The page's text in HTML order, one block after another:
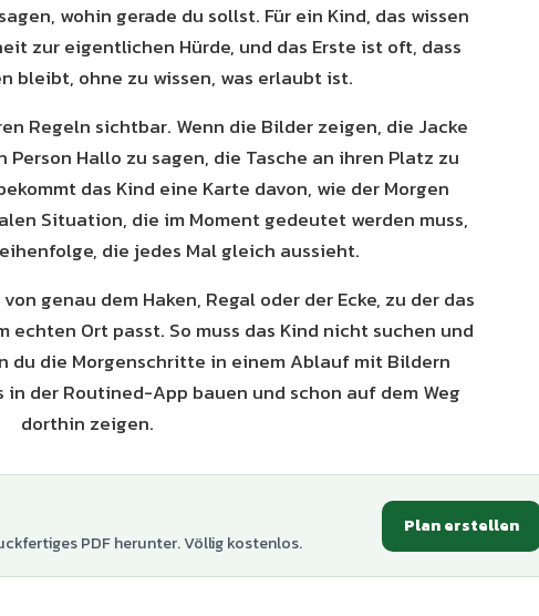
wohin gerade du sollst. Für ein Kind, das wissen
zur eigentlichen Hürde, und das Erste ist oft, dass
bleibt, ohne zu wissen, was erlaubt ist.
Regeln sichtbar. Wenn die Bilder zeigen, die Jacke
Hallo zu sagen, die Tasche an ihren Platz zu
das Kind eine Karte davon, wie der Morgen
Situation, die im Moment gedeutet werden muss,
die jedes Mal gleich aussieht.
genau dem Haken, Regal oder der Ecke, zu der das
echten Ort passt. So muss das Kind nicht suchen und
du die Morgenschritte in einem Ablauf mit Bildern
der Routined-App bauen und schon auf dem Weg
dorthin zeigen.
PDF herunter. Völlig kostenlos.
Plan erstellen